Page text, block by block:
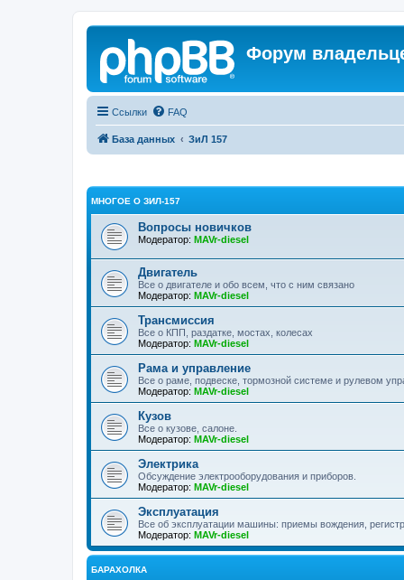
Форум
Ссылки FAQ
База данных ЗиЛ 157
МНОГОЕ О ЗИЛ-157
Вопросы новичков
Модератор: MAVr-diesel
Двигатель
Все о двигателе и обо всем, что с ним связано
Модератор: MAVr-diesel
Трансмиссия
Все о КПП, раздатке, мостах, колесах
Модератор: MAVr-diesel
Рама и управление
Все о раме, подвеске, тормозной системе и рулевом
Модератор: MAVr-diesel
Кузов
Все о кузове, салоне.
Модератор: MAVr-diesel
Электрика
Обсуждение электрооборудования и приборов.
Модератор: MAVr-diesel
Эксплуатация
Все об эксплуатации машины: приемы вождения,
Модератор: MAVr-diesel
БАРАХОЛКА